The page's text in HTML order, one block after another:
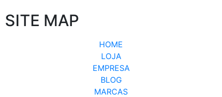
SITE MAP
HOME
LOJA
EMPRESA
BLOG
MARCAS